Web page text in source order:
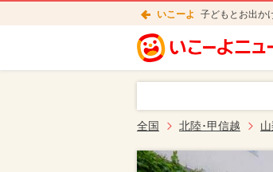
いこーよ 子どもとお出か
全国 北陸･甲信越